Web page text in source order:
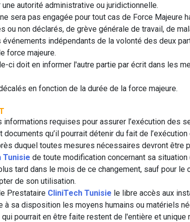
autorité administrative ou juridictionnelle.
ne sera pas engagée pour tout cas de Force Majeure
non déclarés, de grève générale de travail, de
indépendants de la volonté des deux
force majeure.
ci doit en informer l'autre partie par écrit dans les
en fonction de la durée de la force majeure.
informations requises pour assurer l’exécution des
qu’il pourrait détenir du fait de
duquel toutes mesures nécessaires devront être
Tunisie de toute modification concernant sa situation
tard dans le mois de ce changement, sauf pour
de son utilisation.
Prestataire CliniTech Tunisie le libre accès aux
sa disposition les moyens humains ou matériels
pourrait en être faite restent de l'entière et unique